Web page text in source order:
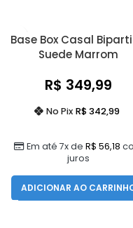
Base Box Casal
Suede Marrom
R$ 349,99
Em até 7x de R$ 56,18
juros
No Pix R$342,99
ADICIONAR AO